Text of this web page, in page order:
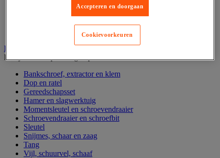
Assortimentsdoos en gereedschapkoffer
Gereedschapskist en opbergtas
Gereedschapskoffer en versterkte kist
Verrijdbare werktafel
Handgereedschap
Bekijk de hele productgroep
Bankschroef, extractor en klem
Dop en ratel
Gereedschapsset
Hamer en slagwerktuig
Momentsleutel en schroevendraaier
Schroevendraaier en schroefbit
Sleutel
Snijmes, schaar en zaag
Tang
Vijl, schuurvel, schaaf
Accepteren en doorgaan
Cookievoorkeuren